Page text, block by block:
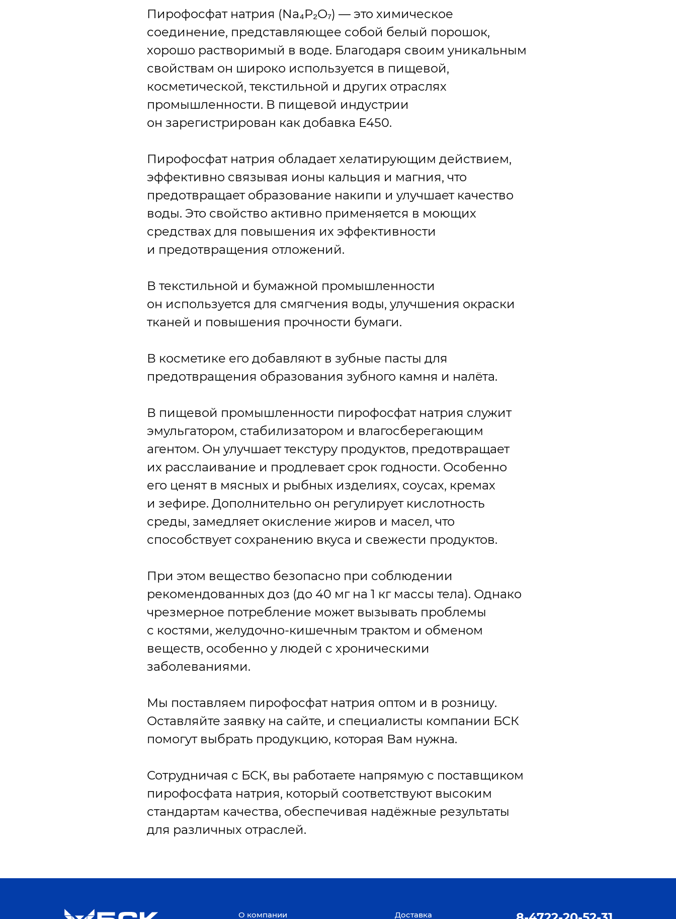
Пирофосфат натрия (Na₄Р₂О₇) — это химическое
соединение, представляющее собой белый порошок,
хорошо растворимый в воде. Благодаря своим уникальным
свойствам он широко используется в пищевой,
косметической, текстильной и других отраслях
промышленности. В пищевой индустрии
он зарегистрирован как добавка E450.
Пирофосфат натрия обладает хелатирующим действием,
эффективно связывая ионы кальция и магния, что
предотвращает образование накипи и улучшает качество
воды. Это свойство активно применяется в моющих
средствах для повышения их эффективности
и предотвращения отложений.
В текстильной и бумажной промышленности
он используется для смягчения воды, улучшения окраски
тканей и повышения прочности бумаги.
В косметике его добавляют в зубные пасты для
предотвращения образования зубного камня и налёта.
В пищевой промышленности пирофосфат натрия служит
эмульгатором, стабилизатором и влагосберегающим
агентом. Он улучшает текстуру продуктов, предотвращает
их расслаивание и продлевает срок годности. Особенно
его ценят в мясных и рыбных изделиях, соусах, кремах
и зефире. Дополнительно он регулирует кислотность
среды, замедляет окисление жиров и масел, что
способствует сохранению вкуса и свежести продуктов.
При этом вещество безопасно при соблюдении
рекомендованных доз (до 40 мг на 1 кг массы тела). Однако
чрезмерное потребление может вызывать проблемы
с костями, желудочно-кишечным трактом и обменом
веществ, особенно у людей с хроническими
заболеваниями.
Мы поставляем пирофосфат натрия оптом и в розницу.
Оставляйте заявку на сайте, и специалисты компании БСК
помогут выбрать продукцию, которая Вам нужна.
Сотрудничая с БСК, вы работаете напрямую с поставщиком
пирофосфата натрия, который соответствуют высоким
стандартам качества, обеспечивая надёжные результаты
для различных отраслей.
О компании Доставка